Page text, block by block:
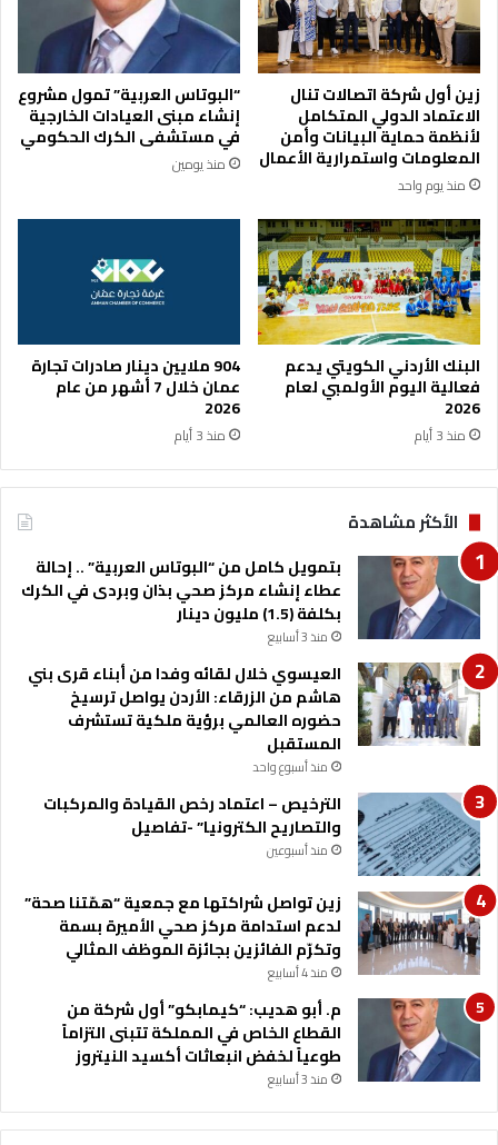
ر
ن
ز
ل
م
ه
ج
و
ر
ع
ل
ى
س
ل
ا
م
ة
ب
ا
ئ
ه
م
ا
ر
ا
ع
ي
ا
ل
ب
ل
ا
ت
ي
ن
ي
ل
م
ع
ض
ل
و
ا
ل
ا
ت
و
ا
ل
م
ت
ي
ا
ز
ا
ل
ت
ج
ا
ر
2
0
2
6
زين أول شركة اتصالات تنال
الاعتماد الدولي المتكامل
لأنظمة حماية البيانات وأمن
المعلومات واستمرارية الأعمال
منذ يوم واحد
“البوتاس العربية” تمول مشروع
إنشاء مبنى العيادات الخارجية
في مستشفى الكرك الحكومي
منذ يومين
البنك الأردني الكويتي يدعم
فعالية اليوم الأولمبي لعام
2026
منذ 3 أيام
904 ملايين دينار صادرات تجارة
عمان خلال 7 أشهر من عام
2026
منذ 3 أيام
الأكثر مشاهدة
بتمويل كامل من “البوتاس العربية” .. إحالة
عطاء إنشاء مركز صحي بذان وبردى في الكرك
بكلفة (1.5) مليون دينار
منذ 3 أسابيع
العيسوي خلال لقائه وفدا من أبناء قرى بني
هاشم من الزرقاء: الأردن يواصل ترسيخ
حضوره العالمي برؤية ملكية تستشرف
المستقبل
منذ أسبوع واحد
الترخيص – اعتماد رخص القيادة والمركبات
والتصاريح الكترونيا” -تفاصيل
منذ أسبوعين
زين تواصل شراكتها مع جمعية “همّتنا صحة”
لدعم استدامة مركز صحي الأميرة بسمة
وتكرّم الفائزين بجائزة الموظف المثالي
منذ 4 أسابيع
م. أبو هديب: “كيمابكو” أول شركة من
القطاع الخاص في المملكة تتبنى التزاماً
طوعياً لخفض انبعاثات أكسيد النيتروز
منذ 3 أسابيع